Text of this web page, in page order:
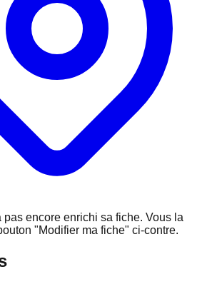
pas encore enrichi sa fiche. Vous la
"Modifier ma fiche" ci-contre.